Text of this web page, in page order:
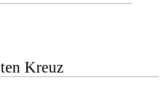
Kreuz